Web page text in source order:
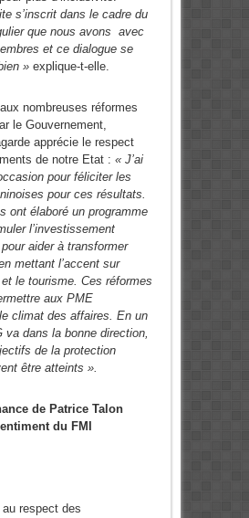
s’inscrit dans le cadre du
que nous avons avec
et ce dialogue se
»explique-t-elle.
nombreuses réformes
le Gouvernement,
apprécie le respect
de notre Etat : « J’ai
pour féliciter les
pour ces résultats.
ont élaboré un programme
l’investissement
aider à transformer
mettant l’accent sur
et le tourisme. Ces réformes
aux PME
climat des affaires. En un
va dans la bonne direction,
de la protection
être atteints ».
de Patrice Talon
du FMI
respect des